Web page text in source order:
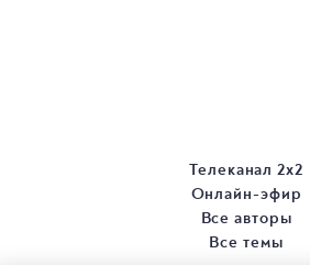
Телеканал 2х2
Онлайн-эфир
Все авторы
Все темы